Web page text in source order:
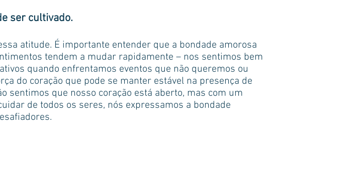
ser cultivado.
atitude. É importante entender que a bondade amorosa
tendem a mudar rapidamente – nos sentimos bem
quando enfrentamos eventos que não queremos ou
do coração que pode se manter estável na presença de
sentimos que nosso coração está aberto, mas com um
de todos os seres, nós expressamos a bondade